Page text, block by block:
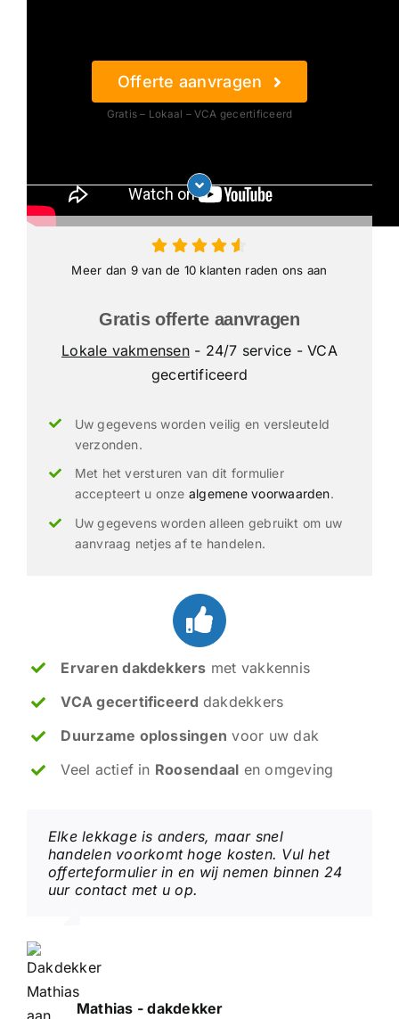
Offerte aanvragen
Gratis – Lokaal – VCA gecertificeerd
Meer dan 9 van de 10 klanten raden ons aan
Gratis offerte aanvragen
Lokale vakmensen- 24/7 service - VCA
gecertificeerd
Uw gegevens worden veilig en versleuteld
verzonden.
Met het versturen van dit formulier
accepteert u onze algemene voorwaarden.
Uw gegevens worden alleen gebruikt om uw
aanvraag netjes af te handelen.
Ervaren dakdekkers met vakkennis
VCA gecertificeerd dakdekkers
Duurzame oplossingen voor uw dak
Veel actief in Roosendaal en omgeving
Elke lekkage is anders, maar snel
handelen voorkomt hoge kosten. Vul het
offerteformulier in en wij nemen binnen 24
uur contact met u op.
Mathias - dakdekker